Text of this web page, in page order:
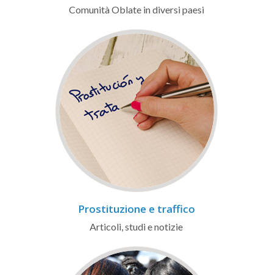
Comunità Oblate in diversi paesi
Prostituzione e traffico
Articoli, studi e notizie